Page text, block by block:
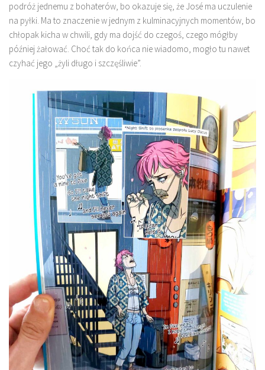
podróż jednemu z bohaterów, bo okazuje się, że José ma uczulenie
na pyłki. Ma to znaczenie w jednym z kulminacyjnych momentów, bo
chłopak kicha w chwili, gdy ma dojść do czegoś, czego mógłby
później żałować. Choć tak do końca nie wiadomo, mogło tu nawet
czyhać jego „żyli długo i szczęśliwie”.